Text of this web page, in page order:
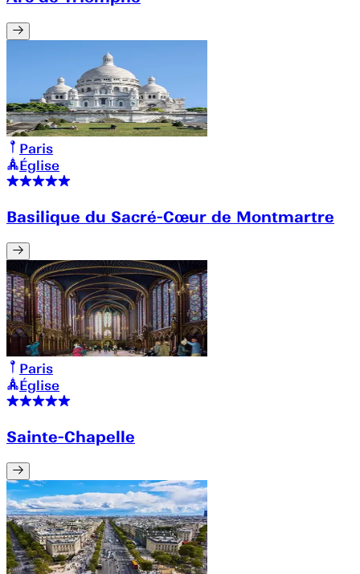
Paris
Église
Basilique du Sacré-Cœur de Montmartre
Paris
Église
Sainte-Chapelle